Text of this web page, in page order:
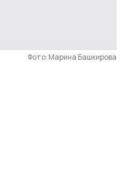
Фото: Марина Башкирова